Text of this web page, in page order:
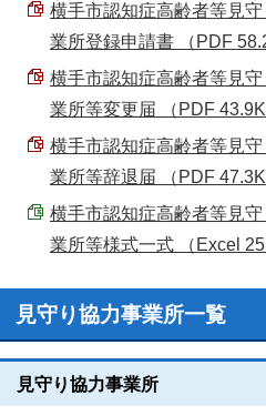
横手市認知症高齢者等見
業所登録申請書 （PDF
横手市認知症高齢者等見
業所等変更届 （PDF
横手市認知症高齢者等見
業所等辞退届 （PDF
横手市認知症高齢者等見
業所等様式一式 （Excel
見守り協力事業所一覧
見守り協力事業所